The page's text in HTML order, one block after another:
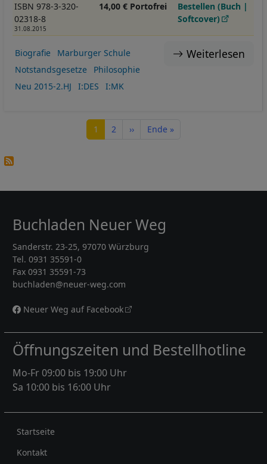
ISBN 978-3-320-
02318-8
31.08.2015
14,00 € Portofrei
Bestellen (Buch |
Softcover)
Weiterlesen
Biografie
Marburger Schule
Notstandsgesetze
Philosophie
Neu 2015-2.HJ
I:DES I:MK
Seite
1 Seite
2 Nächste Seite
›› Letzte Seite
Ende »
Buchladen Neuer Weg
Sanderstr. 23-25, 97070 Würzburg
Tel. 0931 35591-0
Fax 0931 35591-73
buchladen@neuer-weg.com
Neuer Weg auf Facebook
Öffnungszeiten und Bestellhotline
Mo-Fr 09:00 bis 19:00 Uhr
Sa 10:00 bis 16:00 Uhr
Rechtliches
Startseite
Kontakt